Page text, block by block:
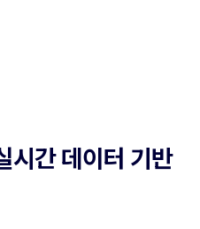
시간 데이터 기반